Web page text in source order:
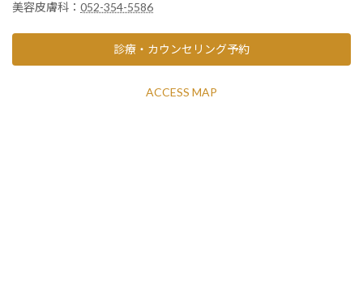
美容皮膚科： 052-354-5586
診療・カウンセリング予約
ACCESS MAP